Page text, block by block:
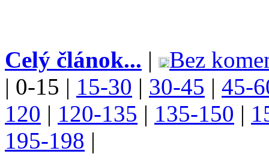
Celý článok... |
Bez
| 0-15 | 15-30 | 30-45 | 45-
120 | 120-135 | 135-150 |
195-198 |